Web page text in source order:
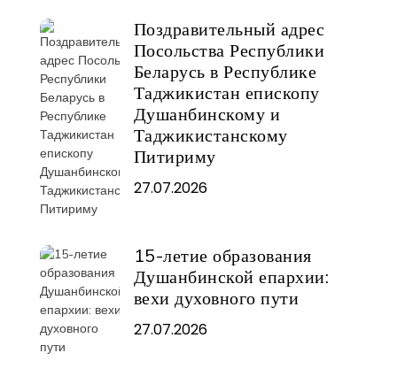
Поздравительный адрес
Посольства Республики
Беларусь в Республике
Таджикистан епископу
Душанбинскому и
Таджикистанскому
Питириму
27.07.2026
15-летие образования
Душанбинской епархии:
вехи духовного пути
27.07.2026